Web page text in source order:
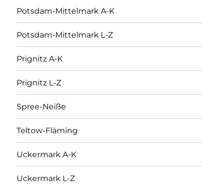
Potsdam-Mittelmark A-K
Potsdam-Mittelmark L-Z
Prignitz A-K
Prignitz L-Z
Spree-Neiße
Teltow-Fläming
Uckermark A-K
Uckermark L-Z